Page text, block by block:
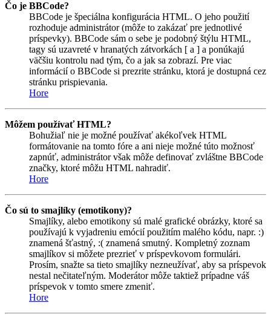
Čo je BBCode?
BBCode je špeciálna konfigurácia HTML. O jeho použití
rozhoduje administrátor (môže to zakázať pre jednotlivé
príspevky). BBCode sám o sebe je podobný štýlu HTML,
tagy sú uzavreté v hranatých zátvorkách [ a ] a ponúkajú
väčšiu kontrolu nad tým, čo a jak sa zobrazí. Pre viac
informácií o BBCode si prezrite stránku, ktorá je dostupná cez
stránku prispievania.
Hore
Môžem používať HTML?
Bohužiaľ nie je možné používať akékoľvek HTML
formátovanie na tomto fóre a ani nieje možné túto možnosť
zapnúť, administrátor však môže definovať zvláštne BBCode
značky, ktoré môžu HTML nahradiť.
Hore
Čo sú to smajlíky (emotikony)?
Smajlíky, alebo emotikony sú malé grafické obrázky, ktoré sa
používajú k vyjadreniu emócií použitím malého kódu, napr. :)
znamená šťastný, :( znamená smutný. Kompletný zoznam
smajlíkov si môžete prezrieť v príspevkovom formulári.
Prosím, snažte sa tieto smajlíky nezneužívať, aby sa príspevok
nestal nečitateľným. Moderátor môže taktiež prípadne váš
príspevok v tomto smere zmeniť.
Hore